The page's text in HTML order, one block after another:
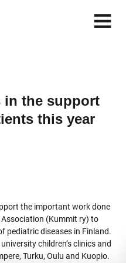
in the support
this year
the important work done
Association (Kummit ry) to
pediatric diseases in Finland.
children’s clinics and
Turku, Oulu and Kuopio.